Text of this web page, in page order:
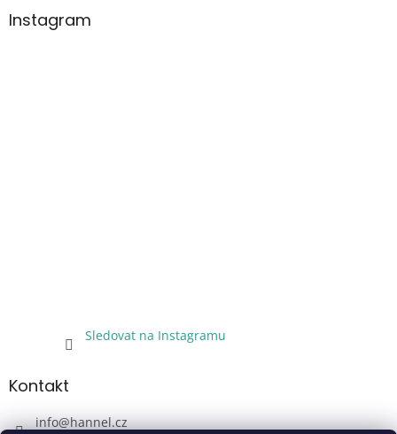
Instagram
Sledovat na Instagramu
Kontakt
info@hannel.cz